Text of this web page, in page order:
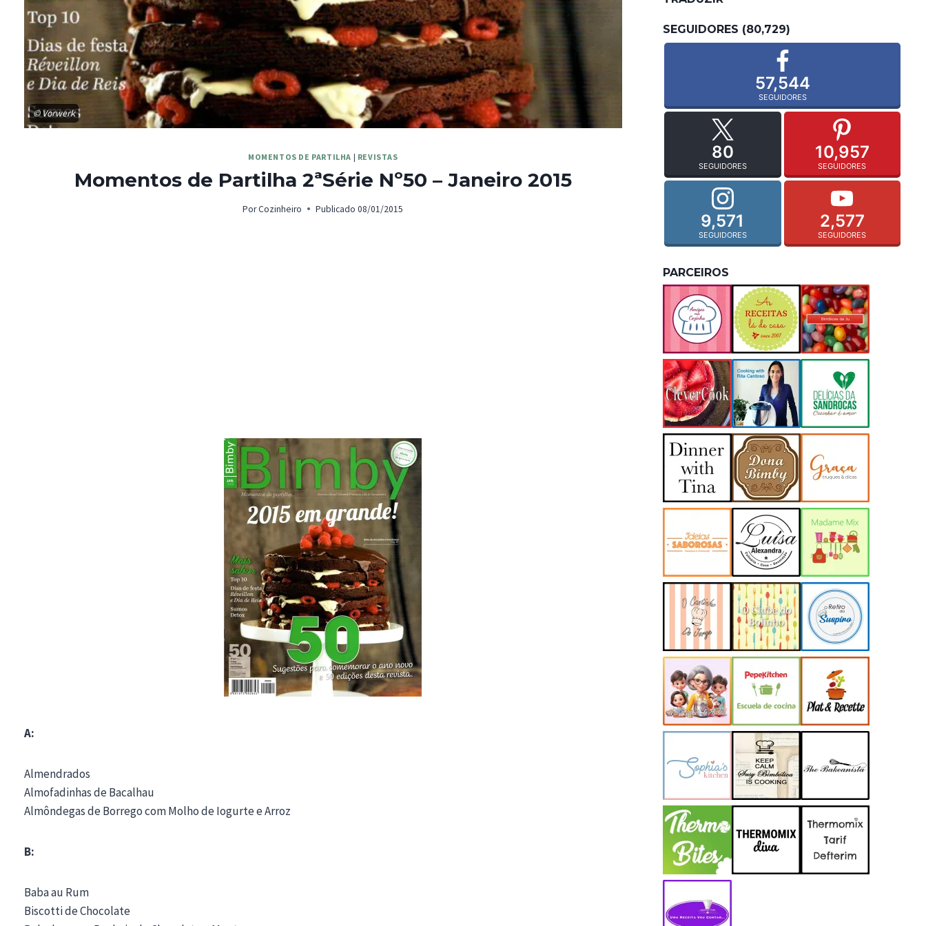
© Vorwerk
MOMENTOS DE PARTILHA | REVISTAS
Momentos de Partilha 2ªSérie Nº50 – Janeiro 2015
PorCozinheiro Publicado 08/01/2015
A:
Almendrados
Almofadinhas de Bacalhau
Almôndegas de Borrego com Molho de Iogurte e Arroz
B:
Baba au Rum
Biscotti de Chocolate
SEGUIDORES (80,729)
57,544
SEGUIDORES
80
SEGUIDORES
10,957
SEGUIDORES
9,571
SEGUIDORES
2,577
SEGUIDORES
PARCEIROS